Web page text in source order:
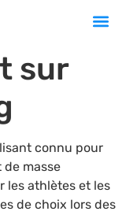
sur
connu pour
masse
les athlètes et les
de choix lors des